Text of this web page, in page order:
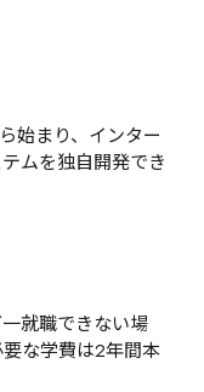
始まり、インター
ムを独自開発でき
就職できない場
な学費は2年間本